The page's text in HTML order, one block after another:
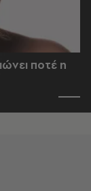
ποτέ η